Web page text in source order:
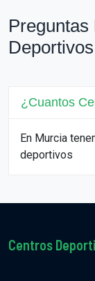
¿Cuantos
En Murcia
deportivos
Centros